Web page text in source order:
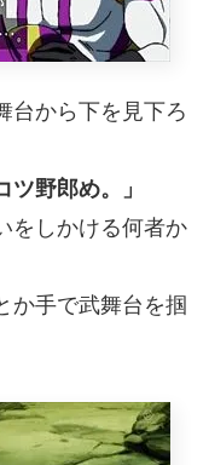
台から下を見下ろ
ツ野郎め。」
をしかける何者か
か手で武舞台を掴